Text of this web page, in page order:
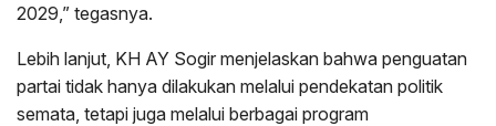
2029,” tegasnya.
Lebih lanjut, KH AY Sogir menjelaskan bahwa penguatan
partai tidak hanya dilakukan melalui pendekatan politik
semata, tetapi juga melalui berbagai program